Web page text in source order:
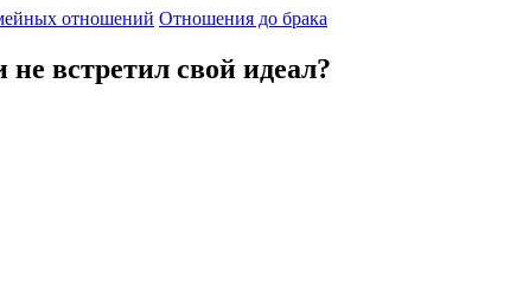
отношений Отношения до брака
встретил свой идеал?